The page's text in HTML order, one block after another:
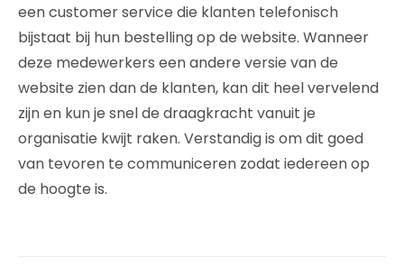
een customer service die klanten telefonisch
bijstaat bij hun bestelling op de website. Wanneer
deze medewerkers een andere versie van de
website zien dan de klanten, kan dit heel vervelend
zijn en kun je snel de draagkracht vanuit je
organisatie kwijt raken. Verstandig is om dit goed
van tevoren te communiceren zodat iedereen op
de hoogte is.